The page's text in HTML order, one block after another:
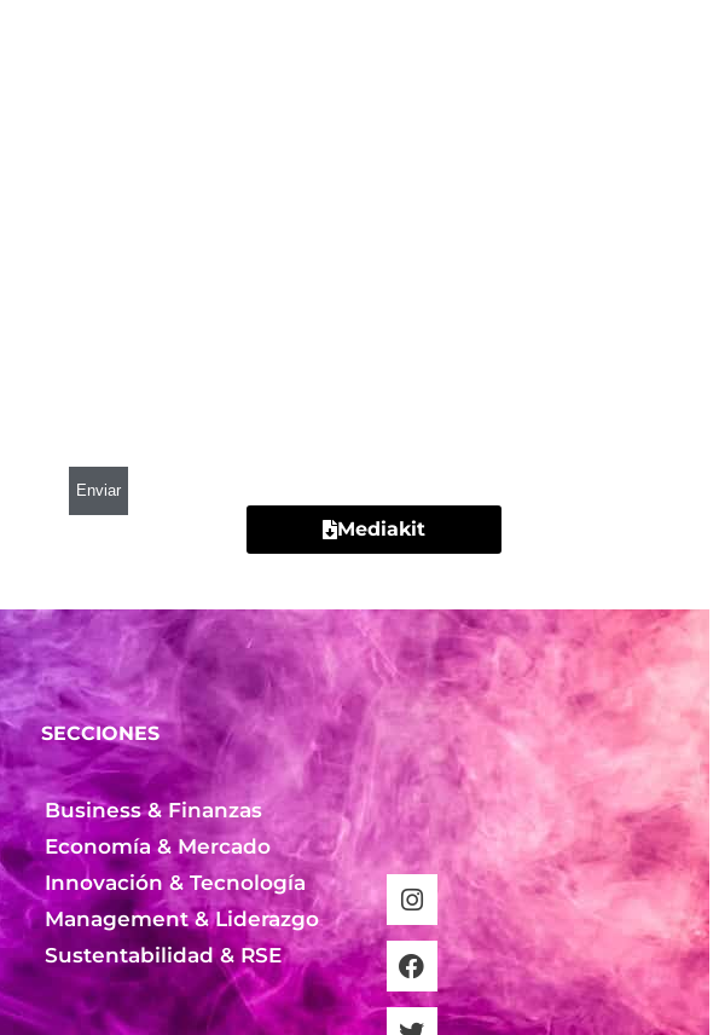
Mediakit
SECCIONES
Business & Finanzas
Economía & Mercado
Innovación & Tecnología
Management & Liderazgo
Sustentabilidad & RSE